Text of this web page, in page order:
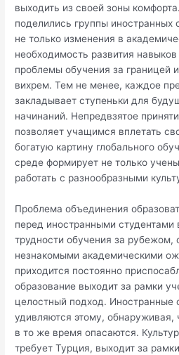
выходить из своей зоны
поделились группы иностранных
не только изменения в
необходимость развития
проблемы обучения за границей
вихрем. Тем не менее, каждое
закладывает ступеньки для
начинаний. Непредвзятое
позволяет учащимся вплетать
богатую картину глобального
среде формирует не только
работать с разнообразными
Проблема объединения
перед иностранными студентами
трудности обучения за рубежом,
незнакомыми академическими
приходится постоянно
образование выходит за рамки
целостный подход. Иностранные
удивляются этому, обнаруживая,
в то же время опасаются.
требует Турция, выходит за